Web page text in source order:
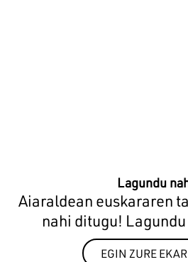
Lagundu
Aiaraldean euskararen
nahi ditugu!
EGIN ZURE